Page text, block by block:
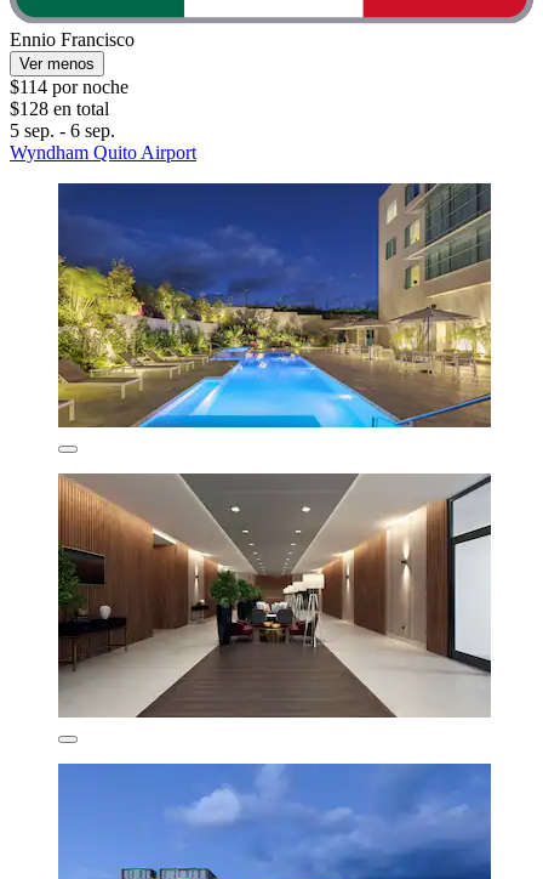
Ennio Francisco
Ver menos
$114 por noche
$128 en total
5 sep. - 6 sep.
Wyndham Quito Airport